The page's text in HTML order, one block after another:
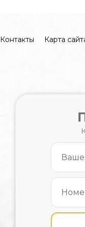
Контакты Карта